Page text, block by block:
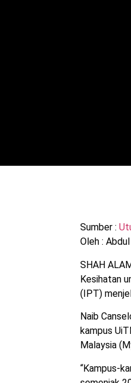
Sumber :
Oleh :
SHAH
Kesihatan
(IPT)
Naib
kampus
Malaysia
“Kampus-